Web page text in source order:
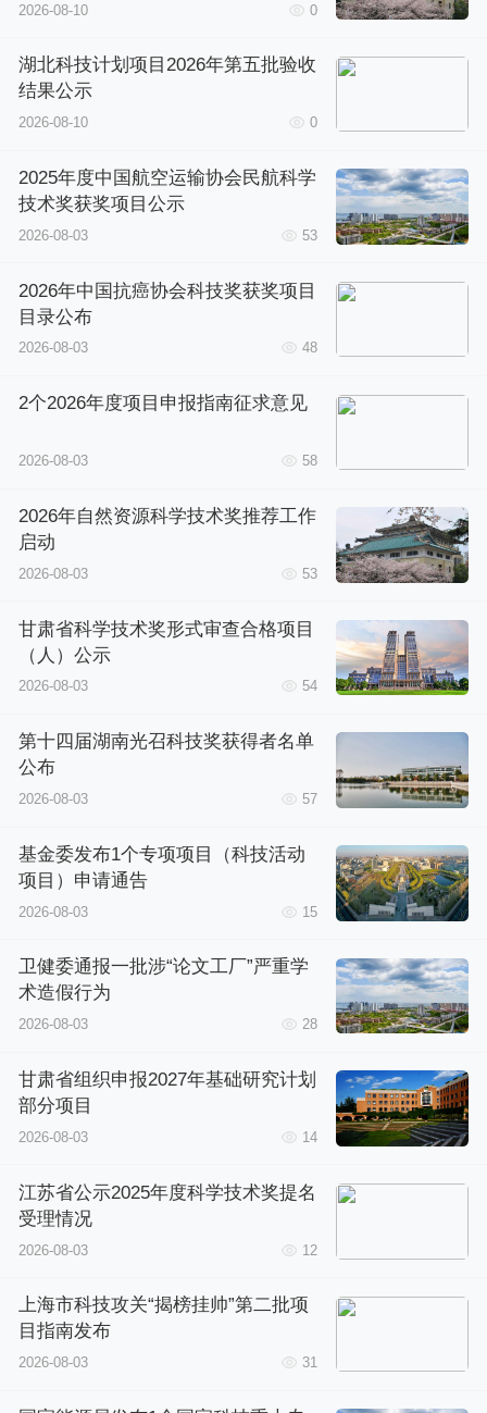
2026-08-10 0
湖北科技计划项目2026年第五批验收
结果公示
2026-08-10 0
2025年度中国航空运输协会民航科学
技术奖获奖项目公示
2026-08-03 53
2026年中国抗癌协会科技奖获奖项目
目录公布
2026-08-03 48
2个2026年度项目申报指南征求意见
2026-08-03 58
2026年自然资源科学技术奖推荐工作
启动
2026-08-03 53
甘肃省科学技术奖形式审查合格项目
（人）公示
2026-08-03 54
第十四届湖南光召科技奖获得者名单
公布
2026-08-03 57
基金委发布1个专项项目（科技活动
项目）申请通告
2026-08-03 15
卫健委通报一批涉“论文工厂”严重学
术造假行为
2026-08-03 28
甘肃省组织申报2027年基础研究计划
部分项目
2026-08-03 14
江苏省公示2025年度科学技术奖提名
受理情况
2026-08-03 12
上海市科技攻关“揭榜挂帅”第二批项
目指南发布
2026-08-03 31